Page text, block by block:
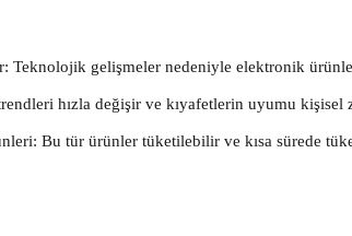
Teknolojik gelişmeler nedeniyle elektronik
hızla değişir ve kıyafetlerin uyumu kişisel
Bu tür ürünler tüketilebilir ve kısa sürede